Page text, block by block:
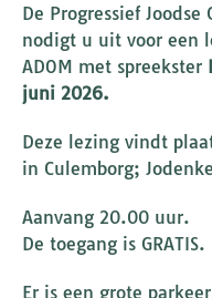
De Progressief
nodigt u uit voor een
ADOM met spreekster
juni 2026.
Deze lezing vindt
in Culemborg;
Aanvang 20.00 uur.
De toegang is GRATIS.
Er is een grote